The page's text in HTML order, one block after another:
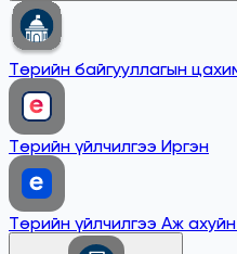
Төрийн байгууллагын
Төрийн үйлчилгээ Иргэн
Төрийн үйлчилгээ Аж